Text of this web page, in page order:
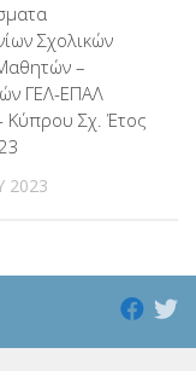
Σχολικών
–
ΓΕΛ-ΕΠΑΛ
Κύπρου Σχ. Έτος
2023